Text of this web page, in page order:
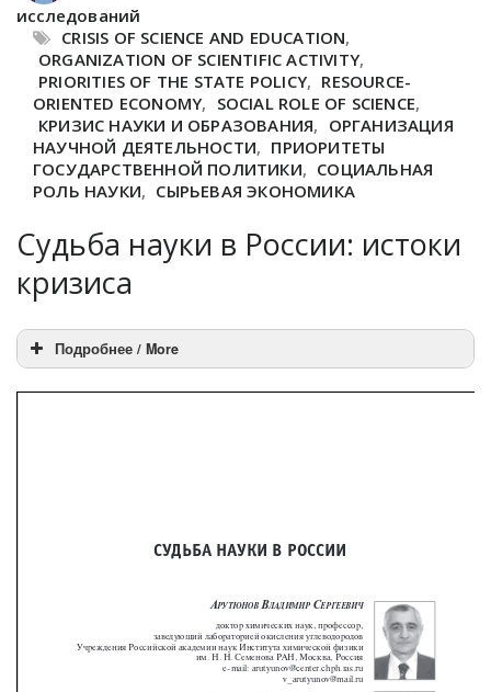
исследований
CRISIS OF SCIENCE AND EDUCATION,
ORGANIZATION OF SCIENTIFIC ACTIVITY,
PRIORITIES OF THE STATE POLICY, RESOURCE-
ORIENTED ECONOMY, SOCIAL ROLE OF SCIENCE,
КРИЗИС НАУКИ И ОБРАЗОВАНИЯ, ОРГАНИЗАЦИЯ
НАУЧНОЙ ДЕЯТЕЛЬНОСТИ, ПРИОРИТЕТЫ
ГОСУДАРСТВЕННОЙ ПОЛИТИКИ, СОЦИАЛЬНАЯ
РОЛЬ НАУКИ, СЫРЬЕВАЯ ЭКОНОМИКА
Судьба науки в России: истоки
кризиса
Подробнее / More